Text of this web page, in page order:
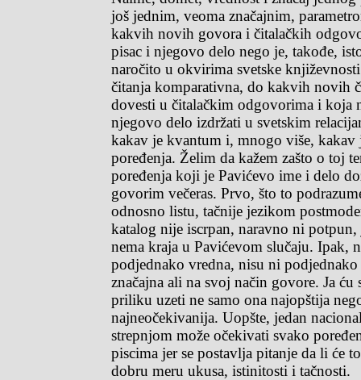
još jednim, veoma značajnim,
kakvih novih govora i čitalačkih
pisac i njegovo delo nego je, takođe,
naročito u okvirima svetske
čitanja komparativna, do kakvih novih
dovesti u čitalačkim odgovorima i koja
njegovo delo izdržati u svetskim
kakav je kvantum i, mnogo više, kakav
poređenja. Želim da kažem zašto o toj
poređenja koji je Pavićevo ime i delo
govorim večeras. Prvo, što to
odnosno listu, tačnije jezikom
katalog nije iscrpan, naravno ni
nema kraja u Pavićevom slučaju. Ipak,
podjednako vredna, nisu ni podjednako
značajna ali na svoj način govore. Ja ću
priliku uzeti ne samo ona najopštija
najneočekivanija. Uopšte, jedan
strepnjom može očekivati svako
piscima jer se postavlja pitanje da li će
dobru meru ukusa, istinitosti i tačnosti.